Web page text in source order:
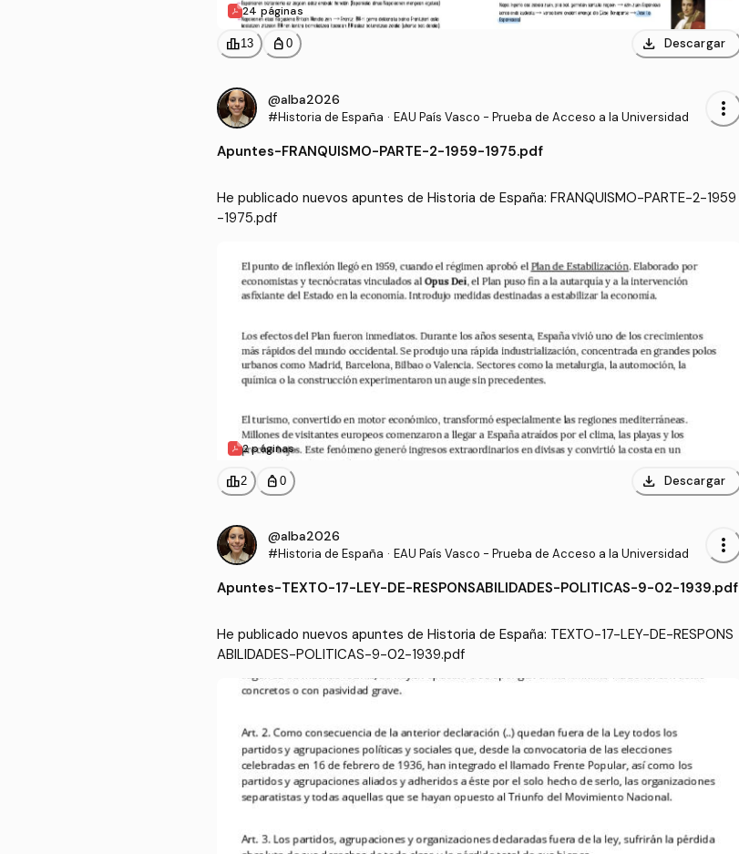
24 páginas
leaderboard13 personal_bag 0 download Descargar
@alba2026
#Historia de España · EAU País Vasco - Prueba de Acceso a la Universidad more_vert
Apuntes-FRANQUISMO-PARTE-2-1959-1975.pdf
He publicado nuevos apuntes de Historia de España: FRANQUISMO-PARTE-2-1959
-1975.pdf
2 páginas
leaderboard2 personal_bag 0 download Descargar
@alba2026
#Historia de España · EAU País Vasco - Prueba de Acceso a la Universidad more_vert
Apuntes-TEXTO-17-LEY-DE-RESPONSABILIDADES-POLITICAS-9-02-1939.pdf
He publicado nuevos apuntes de Historia de España: TEXTO-17-LEY-DE-RESPONS
ABILIDADES-POLITICAS-9-02-1939.pdf